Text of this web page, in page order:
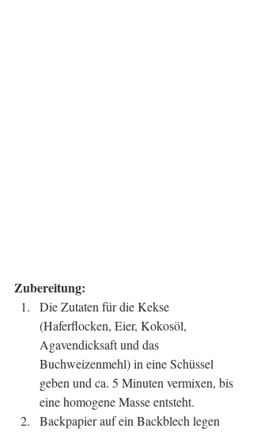
Zubereitung:
Die Zutaten für die Kekse
(Haferflocken, Eier, Kokosöl,
Agavendicksaft und das
Buchweizenmehl) in eine Schüssel
geben und ca. 5 Minuten vermixen, bis
eine homogene Masse entsteht.
Backpapier auf ein Backblech legen